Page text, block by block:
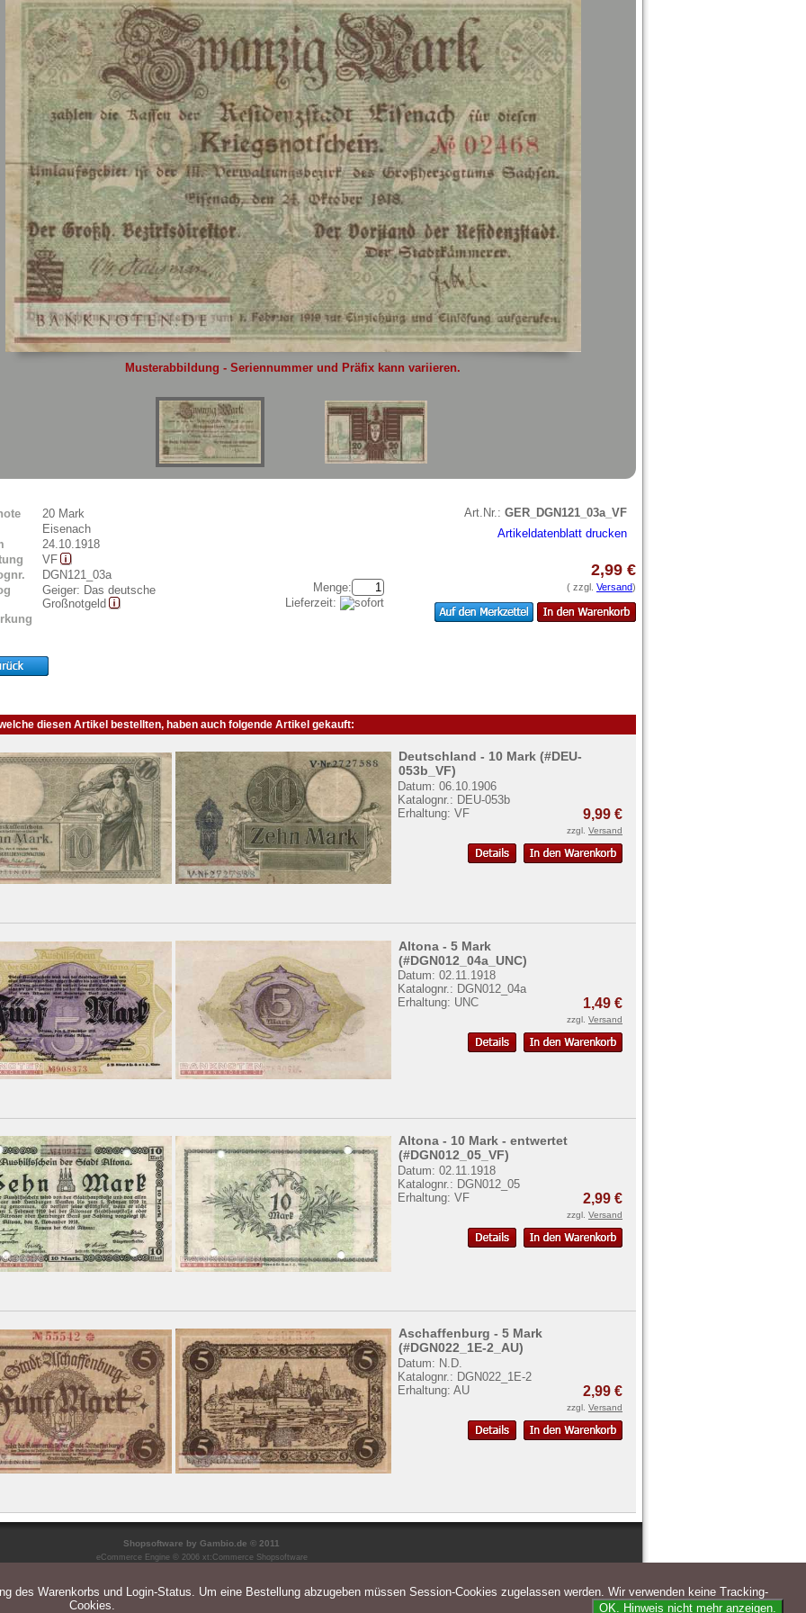
Siehier.
Musterabbildung - Seriennummer und Präfix kann variieren.
20 Mark
Eisenach
24.10.1918
VF
DGN121_03a
Geiger: Das deutsche
Großnotgeld
Art.Nr.: GER_DGN121_03a_VF
Artikeldatenblatt drucken
Menge:
Lieferzeit:
2,99 €
( zzgl. Versand)
diesen Artikel bestellten, haben auch folgende Artikel gekauft:
Deutschland - 10 Mark (#DEU-
053b_VF)
Datum: 06.10.1906
Katalognr.: DEU-053b
Erhaltung: VF
9,99 €
zzgl. Versand
Altona - 5 Mark
(#DGN012_04a_UNC)
Datum: 02.11.1918
Katalognr.: DGN012_04a
Erhaltung: UNC
1,49 €
zzgl. Versand
Altona - 10 Mark - entwertet
(#DGN012_05_VF)
Datum: 02.11.1918
Katalognr.: DGN012_05
Erhaltung: VF
2,99 €
zzgl. Versand
Aschaffenburg - 5 Mark
(#DGN022_1E-2_AU)
Datum: N.D.
Katalognr.: DGN022_1E-2
Erhaltung: AU
2,99 €
zzgl. Versand
Shopsoftware by Gambio.de © 2011
eCommerce Engine © 2006 xt:Commerce Shopsoftware
des Warenkorbs und Login-Status. Um eine Bestellung abzugeben müssen Session-Cookies zugelassen werden. Wir verwenden keine Tracking-
Cookies.
OK. Hinweis nicht mehr anzeigen.